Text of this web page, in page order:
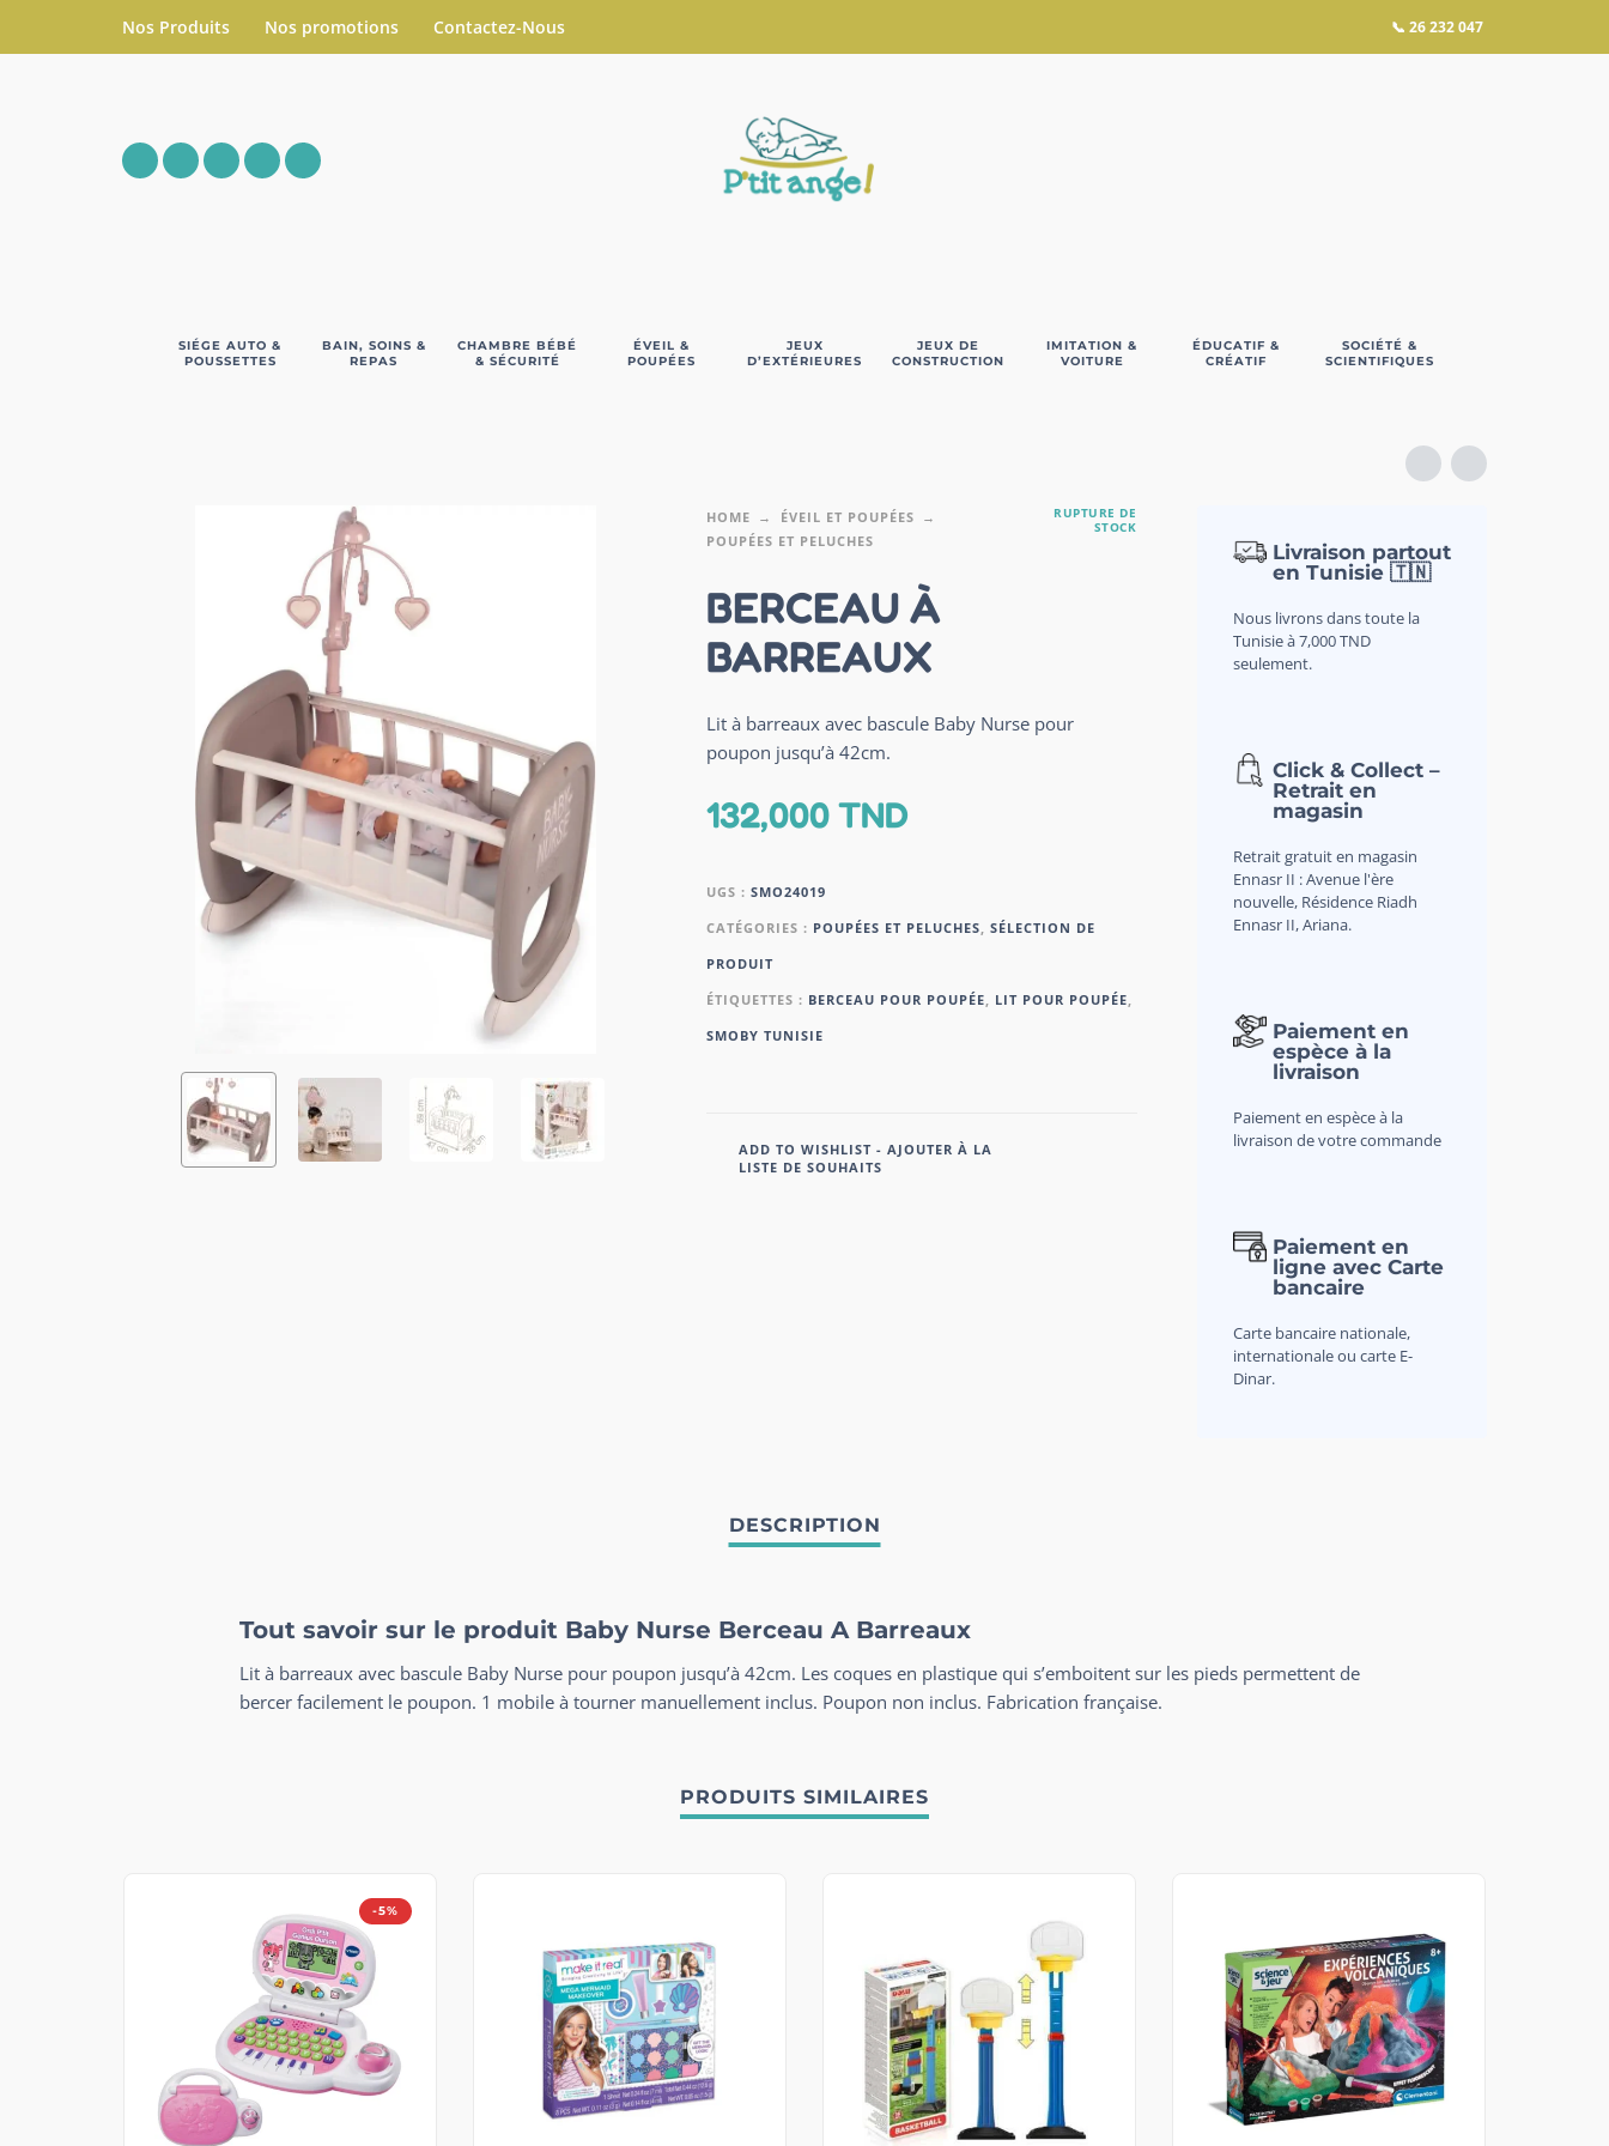
Nos Produits Nos promotions Contactez-Nous 📞 26 232 047
SIÉGE AUTO &
POUSSETTES
BAIN, SOINS &
REPAS
CHAMBRE BÉBÉ
& SÉCURITÉ
ÉVEIL &
POUPÉES
JEUX
D’EXTÉRIEURES
JEUX DE
CONSTRUCTION
IMITATION &
VOITURE
ÉDUCATIF &
CRÉATIF
SOCIÉTÉ &
SCIENTIFIQUES
HOME
ÉVEIL ET POUPÉES
POUPÉES ET PELUCHES
RUPTURE DE
STOCK
BERCEAU À
BARREAUX
Lit à barreaux avec bascule Baby Nurse pour
poupon jusqu’à 42cm.
132,000TND
UGS : SMO24019
CATÉGORIES : POUPÉES ET PELUCHES, SÉLECTION DE
PRODUIT
ÉTIQUETTES : BERCEAU POUR POUPÉE, LIT POUR POUPÉE,
SMOBY TUNISIE
ADD TO WISHLIST - AJOUTER À LA
LISTE DE SOUHAITS
Livraison partout
en Tunisie 🇹🇳
Nous livrons dans toute la
Tunisie à 7,000 TND
seulement.
Click & Collect –
Retrait en
magasin
Retrait gratuit en magasin
Ennasr II : Avenue l'ère
nouvelle, Résidence Riadh
Ennasr II, Ariana.
Paiement en
espèce à la
livraison
Paiement en espèce à la
livraison de votre commande
Paiement en
ligne avec Carte
bancaire
Carte bancaire nationale,
internationale ou carte E-
Dinar.
Tout savoir sur le produit Baby Nurse Berceau A Barreaux
Lit à barreaux avec bascule Baby Nurse pour poupon jusqu’à 42cm. Les coques en plastique qui s’emboitent sur les pieds permettent de
bercer facilement le poupon. 1 mobile à tourner manuellement inclus. Poupon non inclus. Fabrication française.
PRODUITS SIMILAIRES
-5%